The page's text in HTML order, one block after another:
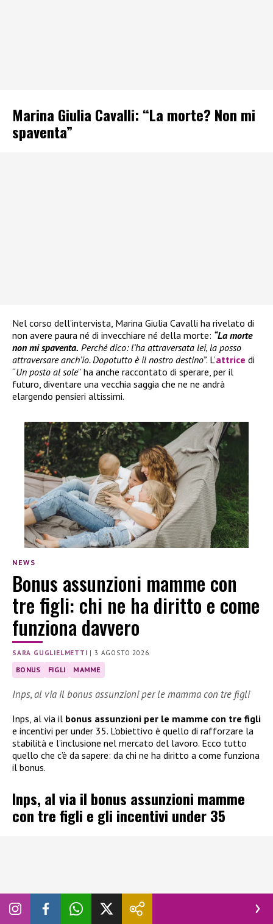
Marina Giulia Cavalli: “La morte? Non mi
spaventa”
Nel corso dell’intervista, Marina Giulia Cavalli ha rivelato di
non avere paura né di invecchiare né della morte: “La morte
non mi spaventa. Perché dico: l’ha attraversata lei, la posso
attraversare anch’io. Dopotutto è il nostro destino”. L’attrice di
“Un posto al sole” ha anche raccontato di sperare, per il
futuro, diventare una vecchia saggia che ne ne andrà
elargendo pensieri altissimi.
NEWS
Bonus assunzioni mamme con
tre figli: chi ne ha diritto e come
funziona davvero
SARA GUGLIELMETTI |3 AGOSTO 2026
BONUS FIGLI MAMME
Inps, al via il bonus assunzioni per le mamma con tre figli
Inps, al via il bonus assunzioni per le mamme con tre figli
e incentivi per under 35. L’obiettivo è quello di rafforzare la
stabilità e l’inclusione nel mercato del lavoro. Ecco tutto
quello che c’è da sapere: da chi ne ha diritto a come funziona
il bonus.
Inps, al via il bonus assunzioni mamme
con tre figli e gli incentivi under 35